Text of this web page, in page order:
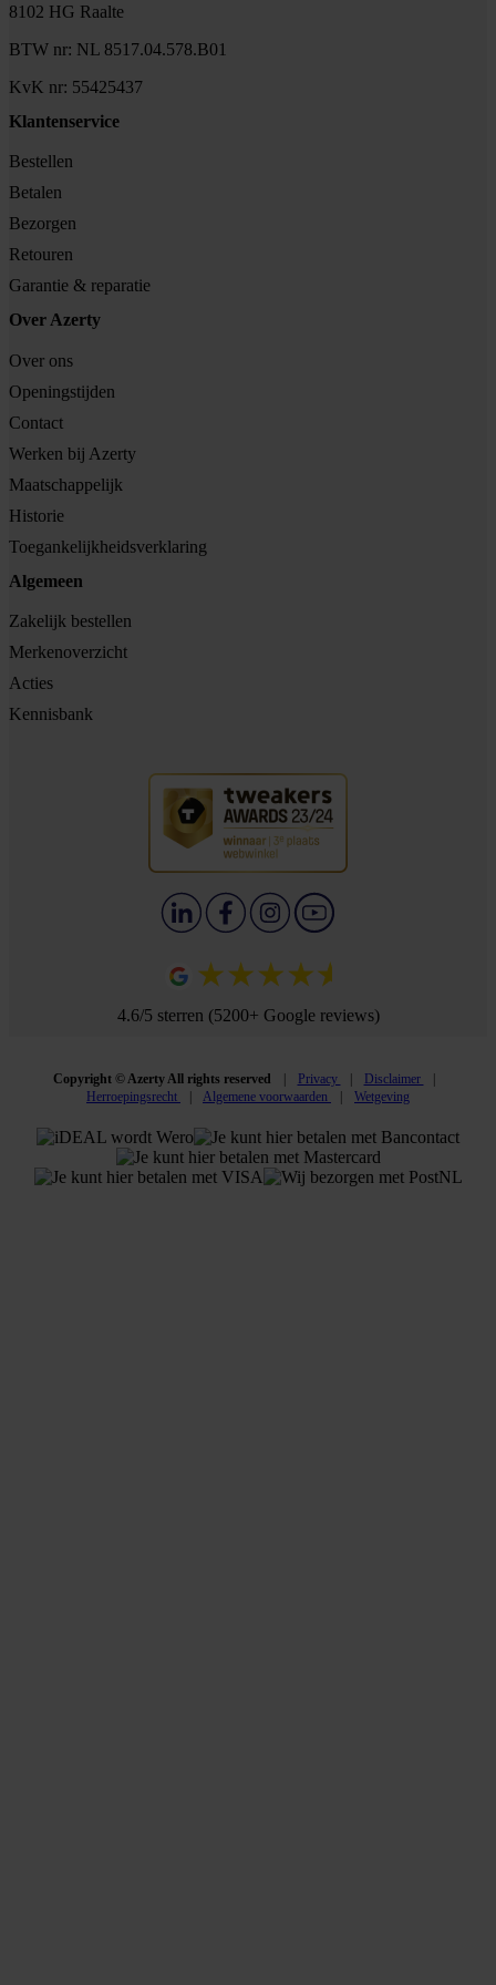
8102 HG Raalte
BTW nr: NL 8517.04.578.B01
KvK nr: 55425437
Klantenservice
Bestellen
Betalen
Bezorgen
Retouren
Garantie & reparatie
Over Azerty
Over ons
Openingstijden
Contact
Werken bij Azerty
Maatschappelijk
Historie
Toegankelijkheidsverklaring
Algemeen
Zakelijk bestellen
Merkenoverzicht
Acties
Kennisbank
4.6/5 sterren (5200+ Google reviews)
Copyright © Azerty All rights reserved Privacy
Disclaimer
Herroepingsrecht
Algemene voorwaarden Wetgeving